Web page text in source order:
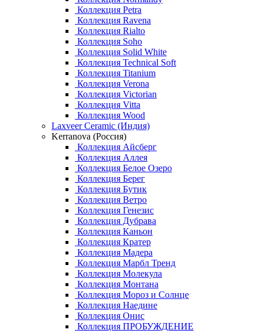
Коллекция Petra
Коллекция Ravena
Коллекция Rialto
Коллекция Soho
Коллекция Solid White
Коллекция Technical Soft
Коллекция Titanium
Коллекция Verona
Коллекция Victorian
Коллекция Vitta
Коллекция Wood
Laxveer Ceramic (Индия)
Kerranova (Россия)
Коллекция Айсберг
Коллекция Аллея
Коллекция Белое Озеро
Коллекция Берег
Коллекция Бутик
Коллекция Ветро
Коллекция Генезис
Коллекция Дубрава
Коллекция Каньон
Коллекция Кратер
Коллекция Мадера
Коллекция Марбл Тренд
Коллекция Молекула
Коллекция Монтана
Коллекция Мороз и Солнце
Коллекция Наедине
Коллекция Онис
Коллекция ПРОБУЖДЕНИЕ